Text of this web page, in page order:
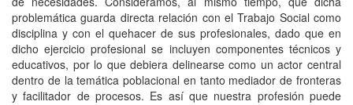
problemática guarda directa relación con el Trabajo Social como
disciplina y con el quehacer de sus profesionales, dado que en
dicho ejercicio profesional se incluyen componentes técnicos y
educativos, por lo que debiera delinearse como un actor central
dentro de la temática poblacional en tanto mediador de fronteras
y facilitador de procesos. Es así que nuestra profesión puede